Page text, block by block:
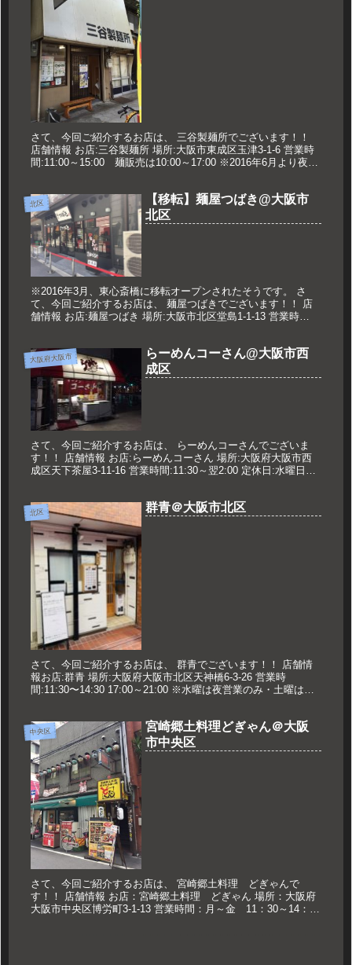
さて、今回ご紹介するお店は、 三谷製麺所でございます！！
店舗情報 お店:三谷製麺所 場所:大阪市東成区玉津3-1-6 営業時
間:11:00～15:00 麺販売は10:00～17:00 ※2016年6月より夜営
北区
【移転】麺屋つばき@大阪市
北区
※2016年3月、東心斎橋に移転オープンされたそうです。 さ
て、今回ご紹介するお店は、 麺屋つばきでございます！！ 店
舗情報 お店:麺屋つばき 場所:大阪市北区堂島1-1-13 営業時
大阪府大阪市
らーめんコーさん@大阪市西
成区
さて、今回ご紹介するお店は、 らーめんコーさんでございま
す！！ 店舗情報 お店:らーめんコーさん 場所:大阪府大阪市西
成区天下茶屋3-11-16 営業時間:11:30～翌2:00 定休日:水曜日※
北区 群青＠大阪市北区
さて、今回ご紹介するお店は、 群青でございます！！ 店舗情
報お店:群青 場所:大阪府大阪市北区天神橋6-3-26 営業時
間:11:30〜14:30 17:00～21:00 ※水曜は夜営業のみ・土曜は昼
中央区
宮崎郷土料理どぎゃん＠大阪
市中央区
さて、今回ご紹介するお店は、 宮崎郷土料理 どぎゃんで
す！！ 店舗情報 お店：宮崎郷土料理 どぎゃん 場所：大阪府
大阪市中央区博労町3-1-13 営業時間：月～金 11：30～14：